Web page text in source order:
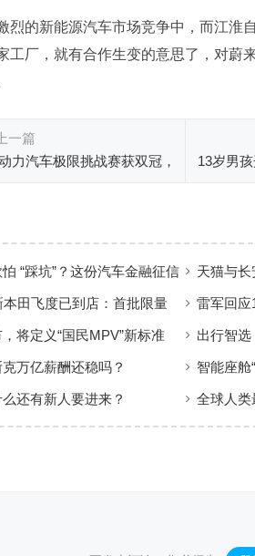
烈的新能源汽车市场竞争中，而江淮
工厂，就有合作生变的意思了，对蔚
一篇
力汽车极限挑战赛获双冠，
13岁男
“踩坑”？这份汽车金融征信
天猫与长
全新Q05
田飞度已到店：首批限量
雷军回应
销”标签
将定义“国民MPV”新标准
出行智
获大奖
万亿薪酬还稳吗？
智能座舱
能化迎
还有新人要进来？
全球人类